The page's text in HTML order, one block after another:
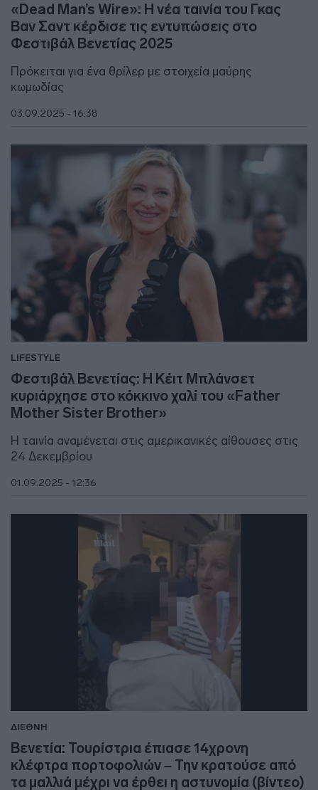
«Dead Man’s Wire»: Η νέα ταινία του Γκας
Βαν Σαντ κέρδισε τις εντυπώσεις στο
Φεστιβάλ Βενετίας 2025
Πρόκειται για ένα θρίλερ με στοιχεία μαύρης
κωμωδίας
03.09.2025 - 16:38
LIFESTYLE
Φεστιβάλ Βενετίας: Η Κέιτ Μπλάνσετ
κυριάρχησε στο κόκκινο χαλί του «Father
Mother Sister Brother»
Η ταινία αναμένεται στις αμερικανικές αίθουσες στις
24 Δεκεμβρίου
01.09.2025 - 12:36
ΔΙΕΘΝΗ
Βενετία: Τουρίστρια έπιασε 14χρονη
κλέφτρα πορτοφολιών – Την κρατούσε από
τα μαλλιά μέχρι να έρθει η αστυνομία (βίντεο)